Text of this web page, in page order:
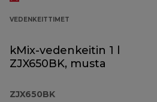
VEDENKEITTIMET
kMix-vedenkeitin 1 l
ZJX650BK, musta
ZJX650BK